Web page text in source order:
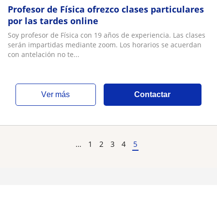
Profesor de Física ofrezco clases particulares
por las tardes online
Soy profesor de Física con 19 años de experiencia. Las clases
serán impartidas mediante zoom. Los horarios se acuerdan
con antelación no te...
ver más Contactar
... 1 2 3 4 5